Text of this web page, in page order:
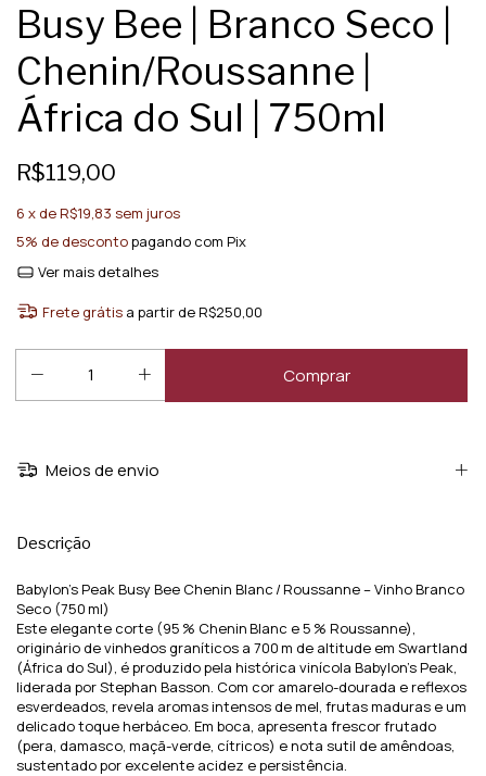
Busy Bee | Branco Seco |
Chenin/Roussanne |
África do Sul | 750ml
R$119,00
6 x deR$19,83 sem juros
5% de descontopagando com Pix
Ver mais detalhes
Frete grátis a partir deR$250,00
Meios de envio
Descrição
Babylon’s Peak Busy Bee Chenin Blanc / Roussanne – Vinho Branco
Seco (750 ml)
Este elegante corte (95 % Chenin Blanc e 5 % Roussanne),
originário de vinhedos graníticos a 700 m de altitude em Swartland
(África do Sul), é produzido pela histórica vinícola Babylon’s Peak,
liderada por Stephan Basson. Com cor amarelo-dourada e reflexos
esverdeados, revela aromas intensos de mel, frutas maduras e um
delicado toque herbáceo. Em boca, apresenta frescor frutado
(pera, damasco, maçã-verde, cítricos) e nota sutil de amêndoas,
sustentado por excelente acidez e persistência.